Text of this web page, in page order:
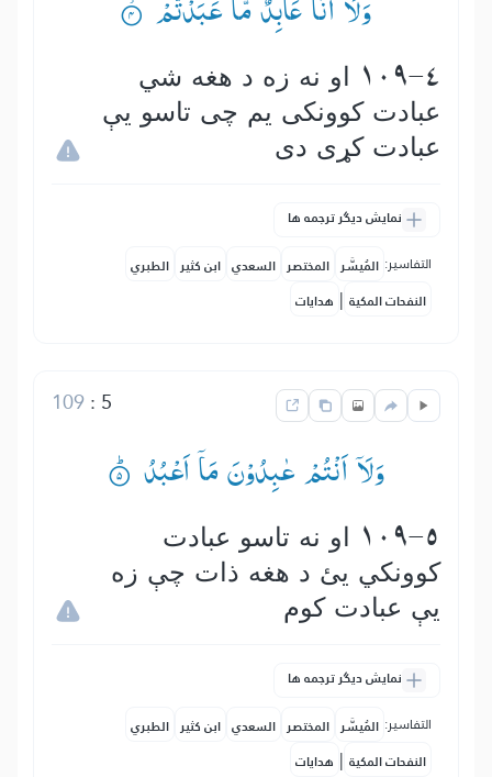
109-4 او نه زه د هغه شي
عبادت كوونكى یم چی تاسو يې
عبادت كړى دى
نمایش دیگر ترجمه ها
التفاسير: المُيسَّر المختصر السعدي ابن كثير الطبري
النفحات المكية | هدايات
5
:
109
وَلَاۤ اَنْتُمْ عٰبِدُوْنَ مَاۤ اَعْبُدُ ۟ؕ
109-5 او نه تاسو عبادت
كوونكي یئ د هغه ذات چې زه
يې عبادت كوم
نمایش دیگر ترجمه ها
التفاسير: المُيسَّر المختصر السعدي ابن كثير الطبري
النفحات المكية | هدايات